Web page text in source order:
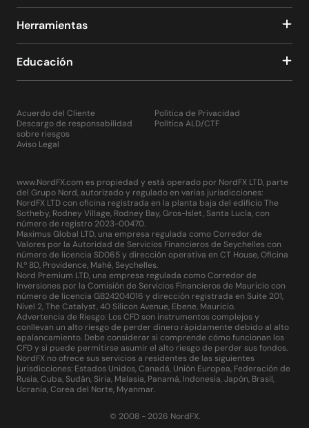
Herramientas
Educación
Acuerdo del Cliente
Descargo de responsabilidad
sobre riesgos
Aviso Legal
Política de Privacidad
Política ALD/CTF
www.NordFX.com es propiedad y está operado por NordFX LTD, parte
del Grupo Nord, autorizado y regulado en varias jurisdicciones:
NordFX LTD con oficina registrada en la planta baja del edificio The
Sotheby, Rodney Village, Rodney Bay, Gros-Islet, Santa Lucía, con
número de registro 2023-00470.
Maximus Global LTD, una empresa regulada como Corredor de
Valores por la Autoridad de Servicios Financieros de Seychelles con
número de licencia SD065 y dirección operativa en CT House, Oficina
N.º 8D, Providence, Mahé, Seychelles.
Nord Premium LTD, una empresa regulada como Corredor de
Inversiones por la Comisión de Servicios Financieros de Mauricio con
número de licencia GB24204016 y dirección registrada en Suite 201,
Nivel 2, The Catalyst, 40 Silicon Avenue, Ebene, Mauricio.
Advertencia de Riesgo: Los CFD son instrumentos complejos y
conllevan un alto riesgo de perder dinero rápidamente debido al alto
apalancamiento. Debe considerar si comprende cómo funcionan los
CFD y si puede permitirse asumir el alto riesgo de perder sus fondos.
NordFX no ofrece sus servicios a residentes de las siguientes
jurisdicciones: Estados Unidos, Canadá, Unión Europea, Federación de
Rusia, Cuba, Sudán, Siria, Malasia, Panamá, Indonesia, Japón, Brasil,
Ucrania, Corea del Norte, Myanmar.
© 2008 - 2026 NordFX.